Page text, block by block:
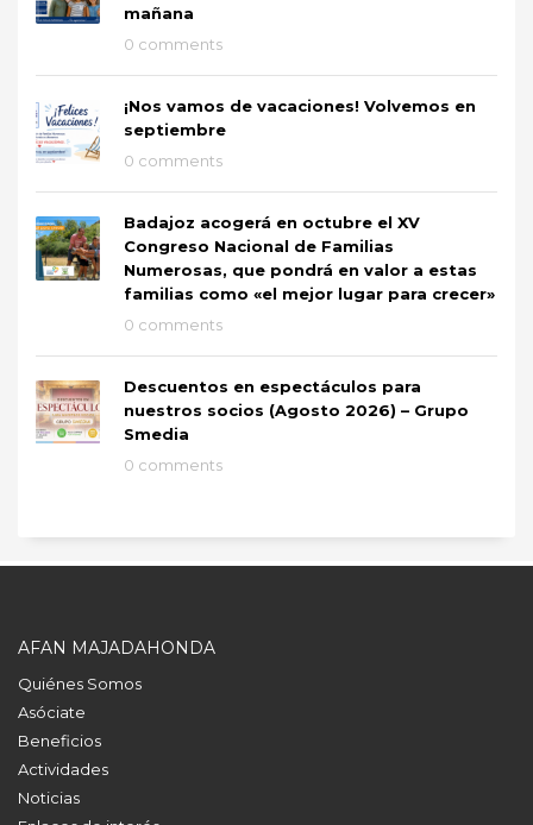
mañana
0 comments
¡Nos vamos de vacaciones! Volvemos en
septiembre
0 comments
Badajoz acogerá en octubre el XV
Congreso Nacional de Familias
Numerosas, que pondrá en valor a estas
familias como «el mejor lugar para crecer»
0 comments
Descuentos en espectáculos para
nuestros socios (Agosto 2026) – Grupo
Smedia
0 comments
AFAN MAJADAHONDA
Quiénes Somos
Asóciate
Beneficios
Actividades
Noticias